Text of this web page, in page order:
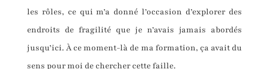
les rôles, ce qui m’a donné l’occasion d’explorer des
endroits de fragilité que je n’avais jamais abordés
jusqu’ici. À ce moment-là de ma formation, ça avait du
sens pour moi de chercher cette faille.